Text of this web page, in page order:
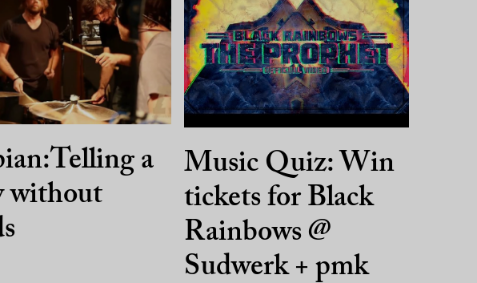
a
without
Music Quiz: Win
tickets for Black
Rainbows @
Sudwerk + pmk